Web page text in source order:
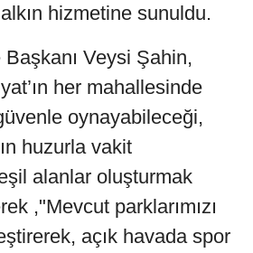
hizmetine sunuldu.
Veysi Şahin,
her mahallesinde
oynayabileceği,
huzurla vakit
alanlar oluşturmak
,"Mevcut parklarımızı
açık havada spor